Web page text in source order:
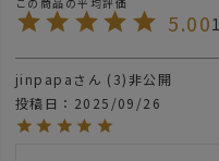
5.00
jinpapa 3 非公開
投稿日
2025/09/26